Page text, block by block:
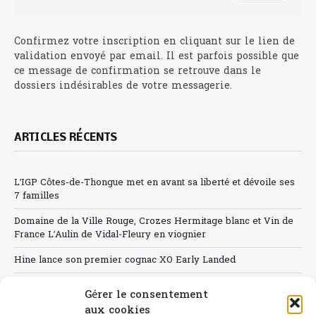
Gérer le consentement
aux cookies
Confirmez votre inscription en cliquant sur le lien de
validation envoyé par email. Il est parfois possible que
ce message de confirmation se retrouve dans le
dossiers indésirables de votre messagerie.
ARTICLES RÉCENTS
L’IGP Côtes-de-Thongue met en avant sa liberté et dévoile ses
7 familles
Domaine de la Ville Rouge, Crozes Hermitage blanc et Vin de
France L’Aulin de Vidal-Fleury en viognier
Hine lance son premier cognac XO Early Landed